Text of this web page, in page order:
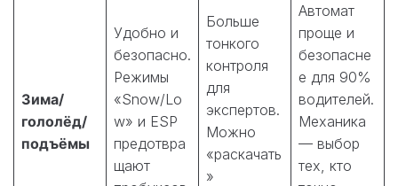
Зима/
гололёд/
подъёмы
Удобно и
безопасно.
Режимы
«Snow/Lo
w» и ESP
предотвра
щают
Больше
тонкого
контроля
для
экспертов.
Можно
«раскачать
»
Автомат
проще и
безопасне
е для 90%
водителей.
Механика
— выбор
тех, кто